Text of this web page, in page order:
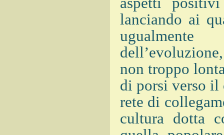
lanciando ai
non troppo
di porsi verso il
rete di
cultura dotta